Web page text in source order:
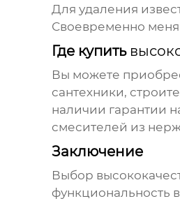
Для удаления
Своевременно
Где купить
Вы можете
сантехники,
наличии гарантии
смесителей из
Заключение
Выбор
функциональность